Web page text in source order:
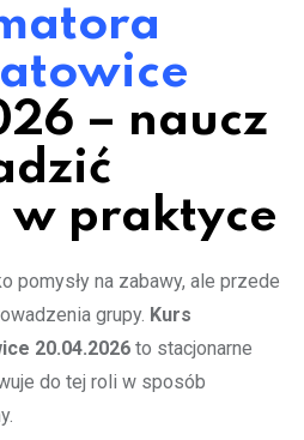
– naucz
w praktyce
pomysły na zabawy, ale przede
grupy. Kurs
20.04.2026 to stacjonarne
do tej roli w sposób